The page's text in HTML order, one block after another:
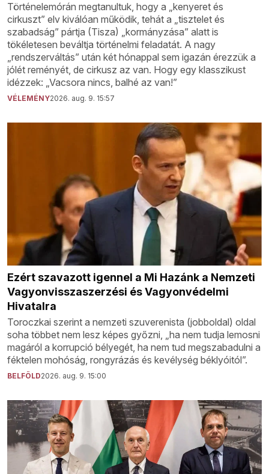
Történelemórán megtanultuk, hogy a „kenyeret és
cirkuszt” elv kiválóan működik, tehát a „tisztelet és
szabadság” pártja (Tisza) „kormányzása” alatt is
tökéletesen beváltja történelmi feladatát. A nagy
„rendszerváltás” után két hónappal sem igazán érezzük a
jólét reményét, de cirkusz az van. Hogy egy klasszikust
idézzek: „Vacsora nincs, balhé az van!”
VÉLEMÉNY2026. aug. 9. 15:57
Ezért szavazott igennel a Mi Hazánk a Nemzeti
Vagyonvisszaszerzési és Vagyonvédelmi
Hivatalra
Toroczkai szerint a nemzeti szuverenista (jobboldal) oldal
soha többet nem lesz képes győzni, „ha nem tudja lemosni
magáról a korrupció bélyegét, ha nem tud megszabadulni a
féktelen mohóság, rongyrázás és kevélység béklyóitól”.
BELFÖLD2026. aug. 9. 15:00